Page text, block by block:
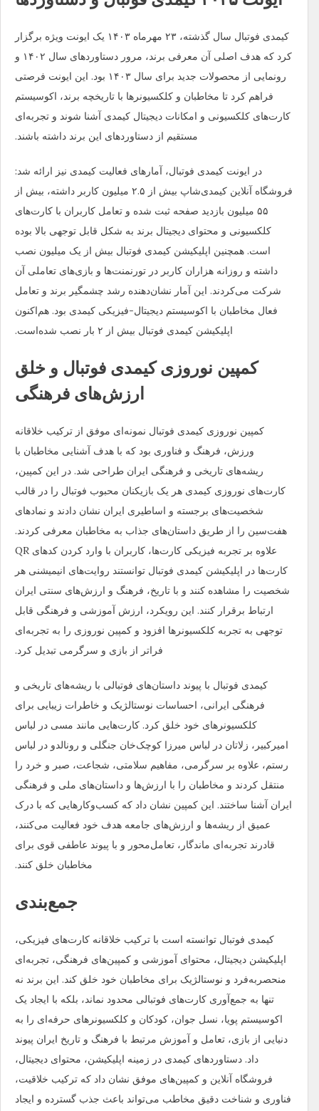
کیمدی فوتبال سال گذشته، ۲۳ مهرماه ۱۴۰۳ یک ایونت ویژه برگزار
کرد که هدف اصلی آن معرفی برند، مرور دستاوردهای سال ۱۴۰۲ و
رونمایی از محصولات جدید برای سال ۱۴۰۳ بود. این ایونت فرصتی
فراهم کرد تا مخاطبان و کلکسیونرها با تاریخچه برند، اکوسیستم
کارت‌های کلکسیونی و امکانات دیجیتال کیمدی آشنا شوند و تجربه‌ای
مستقیم از دستاوردهای این برند داشته باشند.
در ایونت کیمدی فوتبال، آمارهای فعالیت کیمدی نیز ارائه شد:
فروشگاه آنلاین کیمدی‌شاپ بیش از ۲.۵ میلیون کاربر داشته، بیش از
۵۵ میلیون بازدید صفحه ثبت شده و تعامل کاربران با کارت‌های
کلکسیونی و محتوای دیجیتال برند به شکل قابل توجهی بالا بوده
است. همچنین اپلیکیشن کیمدی فوتبال بیش از یک میلیون نصب
داشته و روزانه هزاران کاربر در تورنمنت‌ها و بازی‌های تعاملی آن
شرکت می‌کردند. این آمار نشان‌دهنده رشد چشمگیر برند و تعامل
فعال مخاطبان با اکوسیستم دیجیتال-فیزیکی کیمدی بود. هم‌اکنون
اپلیکیشن کیمدی فوتبال بیش از ۲ بار نصب شده‌است.
کمپین نوروزی کیمدی فوتبال و خلق
ارزش‌های فرهنگی
کمپین نوروزی کیمدی فوتبال نمونه‌ای موفق از ترکیب خلاقانه
ورزش، فرهنگ و فناوری بود که با هدف آشنایی مخاطبان با
ریشه‌های تاریخی و فرهنگی ایران طراحی شد. در این کمپین،
کارت‌های نوروزی کیمدی هر یک بازیکنان محبوب فوتبال را در قالب
شخصیت‌های برجسته و اساطیری ایران نشان دادند و نمادهای
هفت‌سین را از طریق داستان‌های جذاب به مخاطبان معرفی کردند.
علاوه بر تجربه فیزیکی کارت‌ها، کاربران با وارد کردن کدهای QR
کارت‌ها در اپلیکیشن کیمدی فوتبال توانستند روایت‌های انیمیشنی هر
شخصیت را مشاهده کنند و با تاریخ، فرهنگ و ارزش‌های سنتی ایران
ارتباط برقرار کنند. این رویکرد، ارزش آموزشی و فرهنگی قابل
توجهی به تجربه کلکسیونرها افزود و کمپین نوروزی را به تجربه‌ای
فراتر از بازی و سرگرمی تبدیل کرد.
کیمدی فوتبال با پیوند داستان‌های فوتبالی با ریشه‌های تاریخی و
فرهنگی ایرانی، احساسات نوستالژیک و خاطرات زیبایی برای
کلکسیونرهای خود خلق کرد. کارت‌هایی مانند مسی در لباس
امیرکبیر، زلاتان در لباس میرزا کوچک‌خان جنگلی و رونالدو در لباس
رستم، علاوه بر سرگرمی، مفاهیم سلامتی، شجاعت، صبر و خرد را
منتقل کردند و مخاطبان را با ارزش‌ها و داستان‌های ملی و فرهنگی
ایران آشنا ساختند. این کمپین نشان داد که کسب‌وکارهایی که با درک
عمیق از ریشه‌ها و ارزش‌های جامعه هدف خود فعالیت می‌کنند،
قادرند تجربه‌ای ماندگار، تعامل‌محور و با پیوند عاطفی قوی برای
مخاطبان خلق کنند.
جمع‌بندی
کیمدی فوتبال توانسته است با ترکیب خلاقانه کارت‌های فیزیکی،
اپلیکیشن دیجیتال، محتوای آموزشی و کمپین‌های فرهنگی، تجربه‌ای
منحصربه‌فرد و نوستالژیک برای مخاطبان خود خلق کند. این برند نه
تنها به جمع‌آوری کارت‌های فوتبالی محدود نماند، بلکه با ایجاد یک
اکوسیستم پویا، نسل جوان، کودکان و کلکسیونرهای حرفه‌ای را به
دنیایی از بازی، تعامل و آموزش مرتبط با فرهنگ و تاریخ ایران پیوند
داد. دستاوردهای کیمدی در زمینه اپلیکیشن، محتوای دیجیتال،
فروشگاه آنلاین و کمپین‌های موفق نشان داد که ترکیب خلاقیت،
فناوری و شناخت دقیق مخاطب می‌تواند باعث جذب گسترده و ایجاد